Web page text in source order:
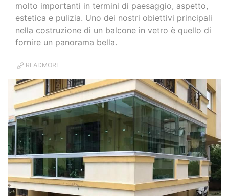
molto importanti in termini di paesaggio, aspetto,
estetica e pulizia. Uno dei nostri obiettivi principali
nella costruzione di un balcone in vetro è quello di
fornire un panorama bella.
READMORE